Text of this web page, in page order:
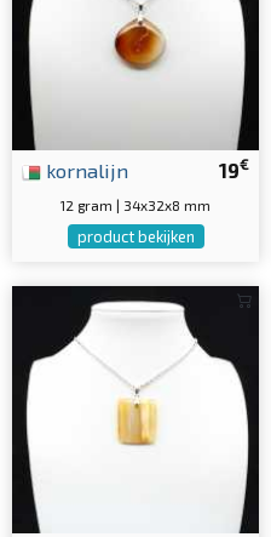
19€
kornalijn
12 gram | 34x32x8 mm
product bekijken